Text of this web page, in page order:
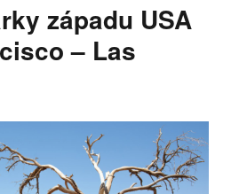
západu USA
– Las